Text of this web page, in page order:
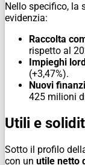
​Nello specifico, la
evidenzia:
Raccolta
rispetto al
Impieghi
(+3,47%).
Nuovi
425 milioni
​Utili e
​Sotto il profilo
con un utile netto